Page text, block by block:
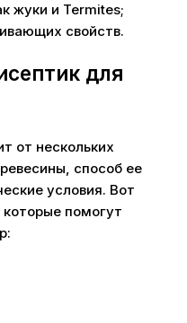
жуки и Termites;
свойств.
для
от нескольких
способ ее
условия. Вот
помогут